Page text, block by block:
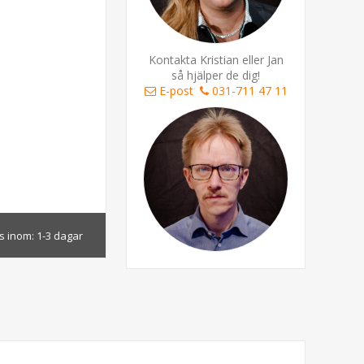
Kontakta Kristian eller Jan
så hjälper de dig!
E-post
031-711 47 11
inom: 1-3 dagar